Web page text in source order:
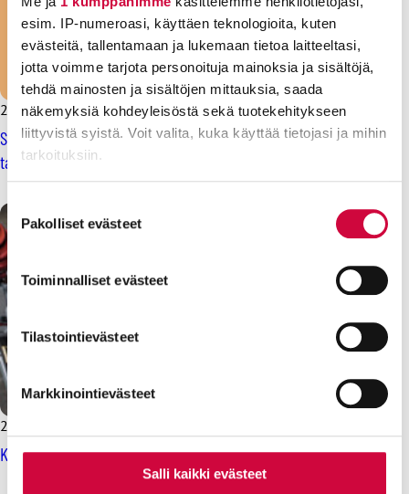
esim. IP-numeroasi, käyttäen teknologioita, kuten
evästeitä, tallentamaan ja lukemaan tietoa laitteeltasi,
jotta voimme tarjota personoituja mainoksia ja sisältöjä,
tehdä mainosten ja sisältöjen mittauksia, saada
näkemyksiä kohdeyleisöstä sekä tuotekehitykseen
liittyvistä syistä. Voit valita, kuka käyttää tietojasi ja mihin
tarkoituksiin.
voit määrittää asetuksesi
. Voit muuttaa
parantavia, ja osaa käytetään tilastointi- tai
Suostumuksen
valinta
Pakolliset evästeet
Toiminnalliset evästeet
Tilastointievästeet
Markkinointievästeet
Salli kaikki evästeet
2.4.2024Uutiset
Suomalaiset pitävät arvossa julkisia palveluita ja haluavat
taata niiden rahoituksen
21.12.2023
Kaksi ensihoitajayhdistystä liittyi JHL:ään